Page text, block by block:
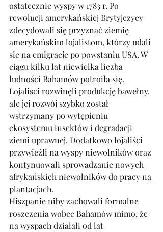
ostatecznie wyspy w 1783 r. Po
rewolucji amerykańskiej Brytyjczycy
zdecydowali się przyznać ziemię
amerykańskim lojalistom, którzy udali
się na emigrację po powstaniu USA. W
ciągu kilku lat niewielka liczba
ludności Bahamów potroiła się.
Lojaliści rozwinęli produkcję bawełny,
ale jej rozwój szybko został
wstrzymany po wytępieniu
ekosystemu insektów i degradacji
ziemi uprawnej. Dodatkowo lojaliści
przywieźli na wyspy niewolników oraz
kontynuowali sprowadzanie nowych
afrykańskich niewolników do pracy na
plantacjach.
Hiszpanie niby zachowali formalne
roszczenia wobec Bahamów mimo, że
na wyspach działali od lat